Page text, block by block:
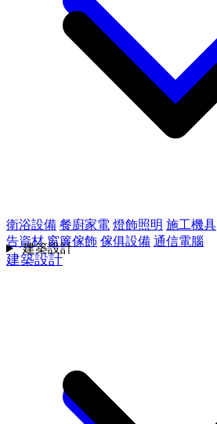
衛浴設備 餐廚家電 燈飾照明 施工機具
告資材 窗簾傢飾 傢俱設備 通信電腦
建築設計
建築設計